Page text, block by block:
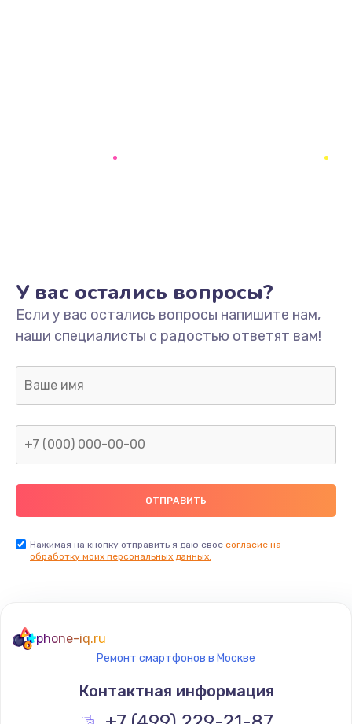
У вас остались вопросы?
Если у вас остались вопросы напишите нам,
наши специалисты с радостью ответят вам!
Нажимая на кнопку отправить я даю свое согласие на
обработку моих персональных данных.
phone-iq.ru
Ремонт смартфонов в Москве
Контактная информация